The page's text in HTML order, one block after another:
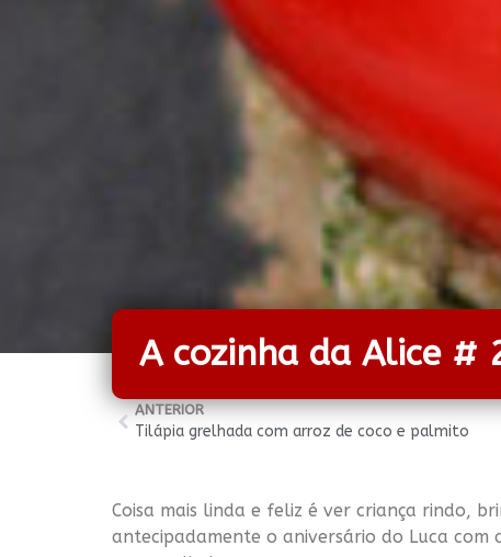
A cozinha da Alice #
ANTERIOR
Tilápia grelhada com arroz de coco e palmito
Coisa mais linda e feliz é ver criança rindo,
antecipadamente o aniversário do Luca com